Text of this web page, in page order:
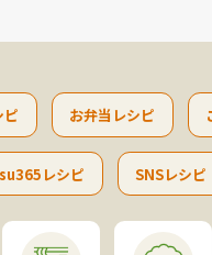
ピ お弁当レシピ
レシピ SNSレシピ